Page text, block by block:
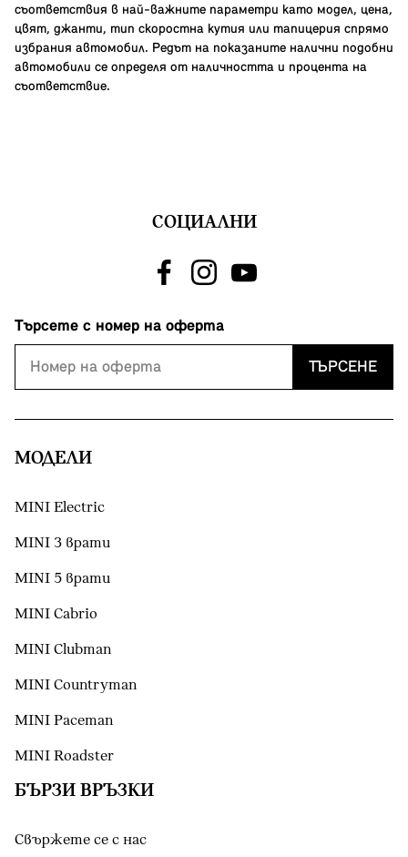
съответствия в най-важните параметри като модел, цена,
цвят, джанти, тип скоростна кутия или тапицерия спрямо
избрания автомобил. Редът на показаните налични подобни
автомобили се определя от наличността и процента на
съответствие.
СОЦИАЛНИ
Търсете с номер на оферта
ТЪРСЕНЕ
МОДЕЛИ
MINI Electric
MINI 3 врати
MINI 5 врати
MINI Cabrio
MINI Clubman
MINI Countryman
MINI Paceman
MINI Roadster
БЪРЗИ ВРЪЗКИ
Свържете се с нас